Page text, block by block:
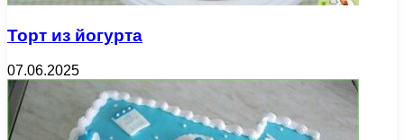
Торт из йогурта
07.06.2025